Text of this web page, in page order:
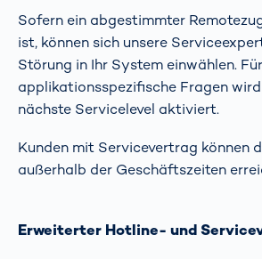
Sofern ein abgestimmter
ist, können sich unsere
Störung in Ihr System einwählen. Für
applikationsspezifische Fragen
nächste Servicelevel aktiviert.
Kunden mit Servicevertrag können
außerhalb der Geschäftszeiten
Erweiterter Hotline- und